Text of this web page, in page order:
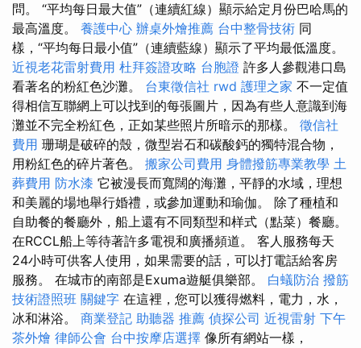
問。 “平均每日最大值”（連續紅線）顯示給定月份巴哈馬的
最高溫度。 養護中心 辦桌外燴推薦 台中整骨技術 同
樣，“平均每日最小值”（連續藍線）顯示了平均最低溫度。
近視老花雷射費用 杜拜簽證攻略 台胞證 許多人參觀港口島
看著名的粉紅色沙灘。 台東徵信社 rwd 護理之家 不一定值
得相信互聯網上可以找到的每張圖片，因為有些人意識到海
灘並不完全粉紅色，正如某些照片所暗示的那樣。 徵信社
費用 珊瑚是破碎的殼，微型岩石和碳酸鈣的獨特混合物，
用粉紅色的碎片著色。 搬家公司費用 身體撥筋專業教學 土
葬費用 防水漆 它被漫長而寬闊的海灘，平靜的水域，理想
和美麗的場地舉行婚禮，或參加運動和瑜伽。 除了種植和
自助餐的餐廳外，船上還有不同類型和样式（點菜）餐廳。
在RCCL船上等待著許多電視和廣播頻道。 客人服務每天
24小時可供客人使用，如果需要的話，可以打電話給客房
服務。 在城市的南部是Exuma遊艇俱樂部。 白蟻防治 撥筋
技術證照班 關鍵字 在這裡，您可以獲得燃料，電力，水，
冰和淋浴。 商業登記 助聽器 推薦 偵探公司 近視雷射 下午
茶外燴 律師公會 台中按摩店選擇 像所有網站一樣，